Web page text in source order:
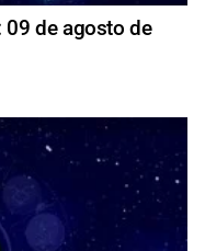
09 de agosto de